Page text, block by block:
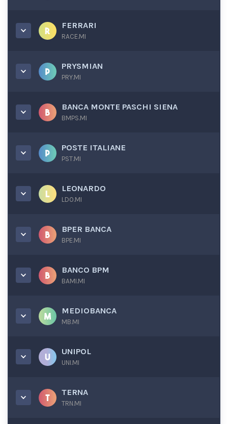
FERRARI
RACE.MI
PRYSMIAN
PRY.MI
BANCA MONTE PASCHI SIENA
BMPS.MI
POSTE ITALIANE
PST.MI
LEONARDO
LDO.MI
BPER BANCA
BPE.MI
BANCO BPM
BAMI.MI
MEDIOBANCA
MB.MI
UNIPOL
UNI.MI
TERNA
TRN.MI